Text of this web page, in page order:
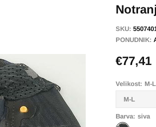
SKU:
PONUDNIK:
€77,41
Velikost: M-L
Barva: siva